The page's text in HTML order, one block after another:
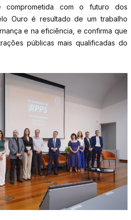
comprometida com o futuro dos
Ouro é resultado de um trabalho
e na eficiência, e confirma que
públicas mais qualificadas do